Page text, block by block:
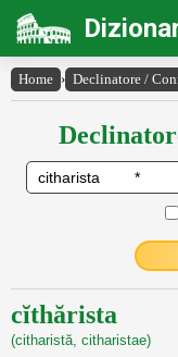
Home › Declinatore /
cĭthărista
(citharistă, citharistae)